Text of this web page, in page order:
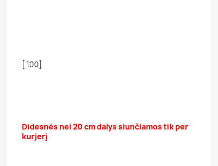
[ 100]
Didesnės nei 20 cm dalys siunčiamos tik per
kurjerį